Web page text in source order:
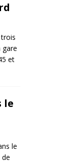
gare
et
le
le